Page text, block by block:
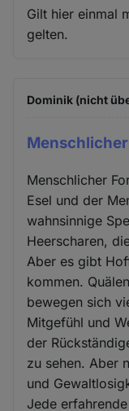
Gilt hier einmal
gelten.
Dominik (nicht
Menschlicher
Esel und der
wahnsinnige
Heerscharen,
Aber es gibt
kommen.
bewegen sich
Mitgefühl und
der
zu sehen. Aber
und
Jede